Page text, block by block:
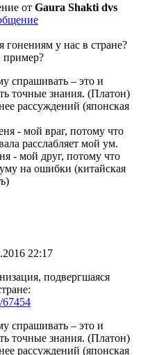
от Gaura Shakti dvs
гонениям у нас в стране?
пример?
спрашивать – это и
точные знания. (Платон)
рассуждений (японская
- мой враг, потому что
расслабляет мой ум.
- мой друг, потому что
на ошибки (китайская
22:17
подвергшаяся
67454
спрашивать – это и
точные знания. (Платон)
рассуждений (японская